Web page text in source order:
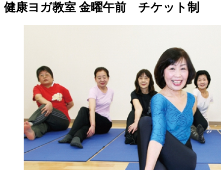
健康ヨガ教室 金曜午前 チケット制